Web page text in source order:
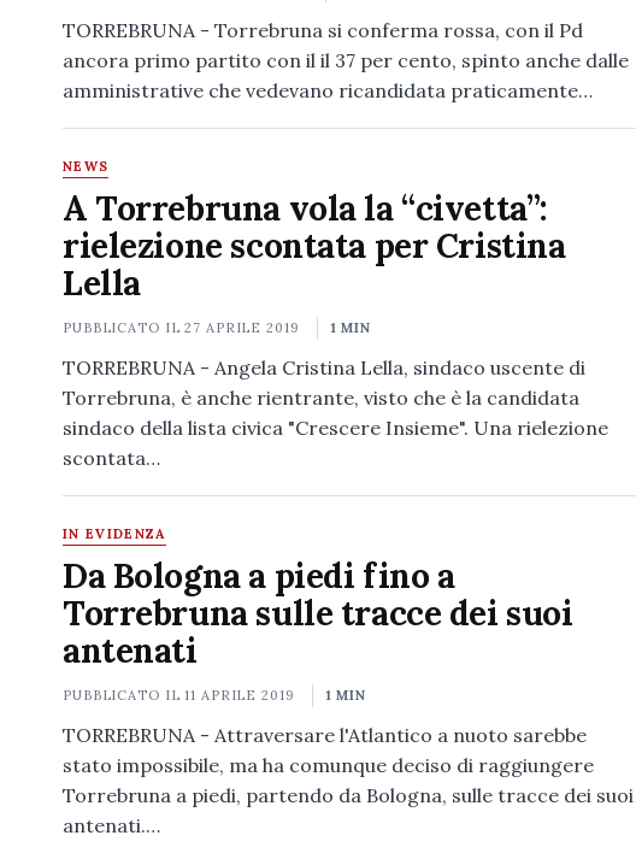
TORREBRUNA - Torrebruna si conferma rossa, con il Pd
ancora primo partito con il il 37 per cento, spinto anche dalle
amministrative che vedevano ricandidata praticamente…
NEWS
A Torrebruna vola la “civetta”:
rielezione scontata per Cristina
Lella
PUBBLICATO IL27 APRILE 2019 1 MIN
TORREBRUNA - Angela Cristina Lella, sindaco uscente di
Torrebruna, è anche rientrante, visto che è la candidata
sindaco della lista civica "Crescere Insieme". Una rielezione
scontata…
IN EVIDENZA
Da Bologna a piedi fino a
Torrebruna sulle tracce dei suoi
antenati
PUBBLICATO IL11 APRILE 2019 1 MIN
TORREBRUNA - Attraversare l'Atlantico a nuoto sarebbe
stato impossibile, ma ha comunque deciso di raggiungere
Torrebruna a piedi, partendo da Bologna, sulle tracce dei suoi
antenati.…